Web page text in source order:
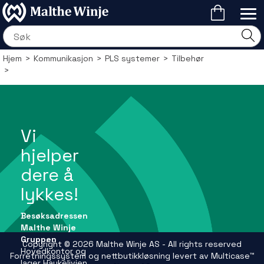
Hjem>Kommunikasjon>PLS systemer>Tilbehør
>
Vi
hjelper
dere å
lykkes!
Besøksadressen
Malthe Winje
Gruppen
Hovedkontor og
Copyright © 2026 Malthe Winje AS - All rights reserved
Forretningssystem og nettbutikkløsning levert av Multicase™